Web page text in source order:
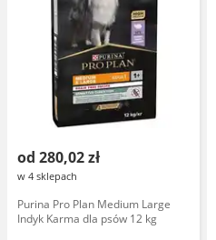
od 280,02 zł
w 4 sklepach
Purina Pro Plan Medium Large
Indyk Karma dla psów 12 kg